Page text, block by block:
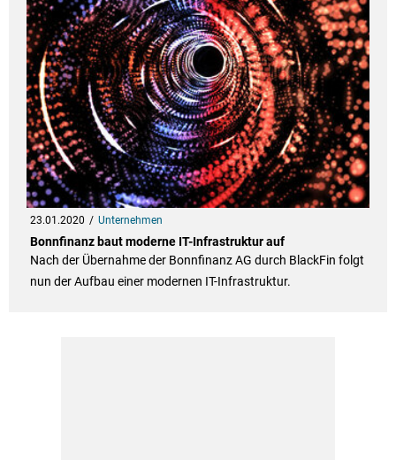
23.01.2020 Unternehmen
Bonnfinanz baut moderne IT-Infrastruktur auf
Nach der Übernahme der Bonnfinanz AG durch BlackFin folgt
nun der Aufbau einer modernen IT-Infrastruktur.